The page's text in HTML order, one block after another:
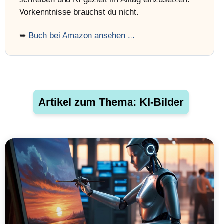
Vorkenntnisse brauchst du nicht.
➥ Buch bei Amazon ansehen ...
Artikel zum Thema: KI-Bilder